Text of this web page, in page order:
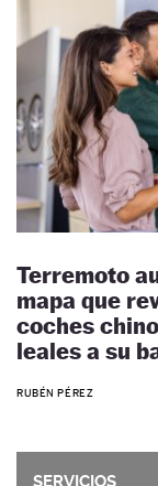
Terremoto
mapa que
coches
leales a su
RUBÉN PÉREZ